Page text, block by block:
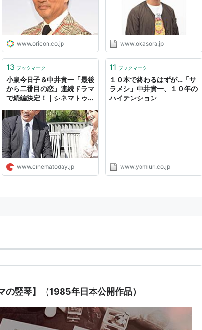
www.oricon.co.jp www.okasora.jp
13 ブックマーク
小泉今日子＆中井貴一「最後
から二番目の恋」連続ドラマ
で続編決定！｜シネマトゥデ
www.cinematoday.jp
11 ブックマーク
１０本で終わるはずが…「サ
ラメシ」中井貴一、１０年の
ハイテンション
www.yomiuri.co.jp
竪琴】（1985年日本公開作品）